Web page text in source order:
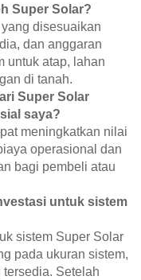
Super Solar?
disesuaikan
dan anggaran
untuk atap, lahan
di tanah.
Super Solar
saya?
meningkatkan nilai
operasional dan
bagi pembeli atau
untuk sistem
sistem Super Solar
pada ukuran sistem,
Setelah